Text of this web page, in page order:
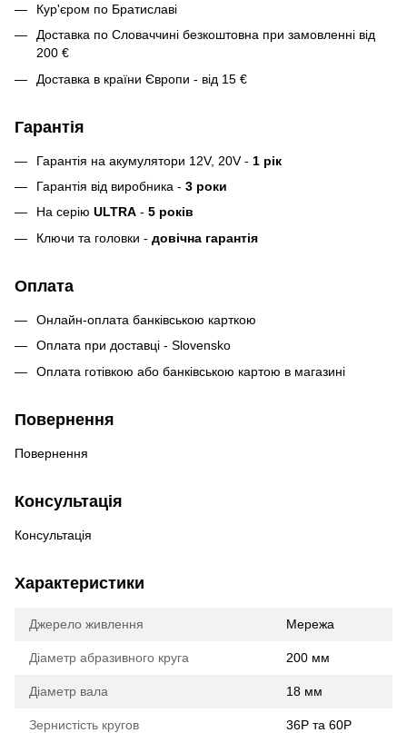
Кур'єром по Братиславі
Доставка по Словаччині безкоштовна при замовленні від
200 €
Доставка в країни Європи - від 15 €
Гарантія
Гарантія на акумулятори 12V, 20V - 1 рік
Гарантія від виробника - 3 роки
На серію ULTRA - 5 років
Ключи та головки - довічна гарантія
Оплата
Онлайн-оплата банківською карткою
Оплата при доставці - Slovensko
Оплата готівкою або банківською картою в магазині
Повернення
Повернення
Консультація
Консультація
Характеристики
Джерело живлення Мережа
Діаметр абразивного круга 200 мм
Діаметр вала 18 мм
Зернистість кругов 36Р та 60Р